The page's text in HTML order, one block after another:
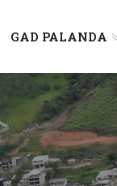
GAD PALANDA